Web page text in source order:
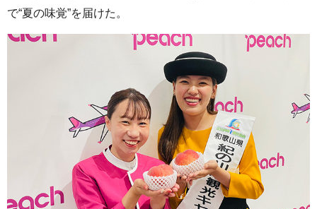
で“夏の味覚”を届けた。